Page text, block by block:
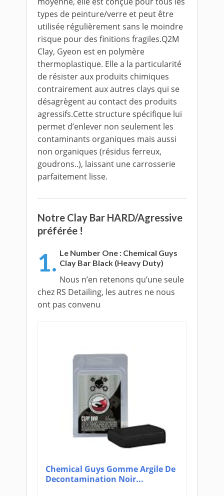
types de peinture/verre et peut être
utilisée régulièrement sans le moindre
risque pour des finitions fragiles.Q2M
Clay, Gyeon est en polymère
thermoplastique. Elle a la particularité
de résister aux produits chimiques
contrairement aux autres clays qui se
désagrègent au contact des produits
agressifs.Cette structure spécifique lui
permet d’enlever non seulement les
contaminants organiques mais aussi
non organiques (résidus ferreux,
goudrons..), laissant une carrosserie
parfaitement lisse.
Notre Clay Bar HARD/Agressive
préférée !
1. Le Number One : Chemical Guys
Clay Bar Black (Heavy Duty)
Nous n’en retenons qu’une seule
chez RS Detailing, les autres ne nous
ont pas convenu
Chemical Guys Gomme Argile De
Decontamination Noir...